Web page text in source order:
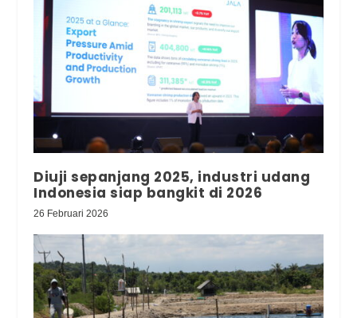
Diuji sepanjang 2025, industri udang
Indonesia siap bangkit di 2026
26 Februari 2026